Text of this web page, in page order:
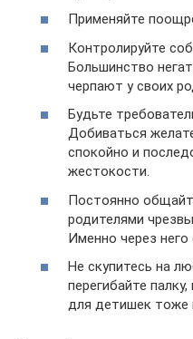
Применяйте
Контролируйте
Большинство
черпают у своих
Будьте
Добиваться
спокойно и
жестокости.
Постоянно
родителями
Именно через
Не скупитесь на
перегибайте
для детишек тоже